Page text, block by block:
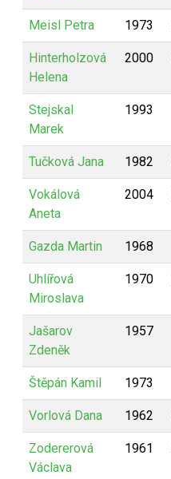
Meisl Petra 1973
Hinterholzová
Helena
2000
Stejskal
Marek
1993
Tučková Jana 1982
Vokálová
Aneta
2004
Gazda Martin 1968
Uhlířová
Miroslava
1970
Jašarov
Zdeněk
1957
Štěpán Kamil 1973
Vorlová Dana 1962
Zodererová
Václava
1961